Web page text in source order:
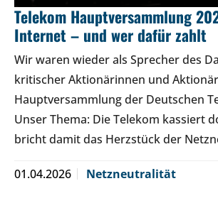
Telekom Hauptversammlung
Internet – und wer dafür zahlt
Wir waren wieder als Sprecher des
kritischer Aktionärinnen und
Hauptversammlung der Deutschen
Unser Thema: Die Telekom kassiert
bricht damit das Herzstück der
01.04.2026 Netzneutralität